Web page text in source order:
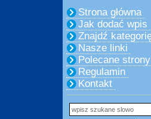
Strona główna
Jak dodać wpis
Znajdź
Nasze linki
Polecane strony
Regulamin
Kontakt